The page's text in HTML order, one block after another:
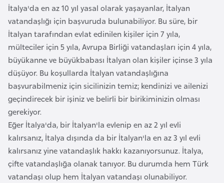
İtalya'da en az 10 yıl yasal olarak yaşayanlar, İtalyan
vatandaşlığı için başvuruda bulunabiliyor. Bu süre, bir
İtalyan tarafından evlat edinilen kişiler için 7 yıla,
mülteciler için 5 yıla, Avrupa Birliği vatandaşları için 4 yıla,
büyükanne ve büyükbabası İtalyan olan kişiler içinse 3 yıla
düşüyor. Bu koşullarda İtalyan vatandaşlığına
başvurabilmeniz için sicilinizin temiz; kendinizi ve ailenizi
geçindirecek bir işiniz ve belirli bir birikiminizin olması
gerekiyor.
Eğer İtalya'da, bir İtalyan'la evlenip en az 2 yıl evli
kalırsanız, İtalya dışında da bir İtalyan'la en az 3 yıl evli
kalırsanız yine vatandaşlık hakkı kazanıyorsunuz. İtalya,
çifte vatandaşlığa olanak tanıyor. Bu durumda hem Türk
vatandaşı olup hem İtalyan vatandaşı olunabiliyor.
e
k
C
u
m
h
u
r
i
y
e
t
i